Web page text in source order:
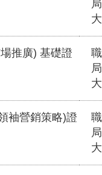
推廣) 基礎證
袖營銷策略)證